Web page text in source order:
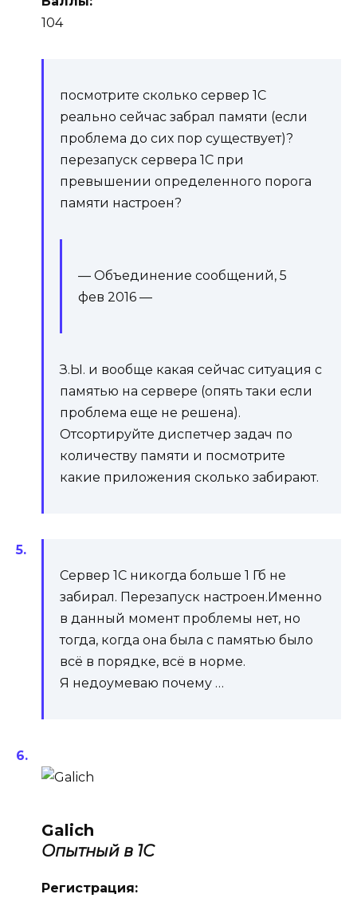
104
посмотрите сколько сервер 1С
реально сейчас забрал памяти (если
проблема до сих пор существует)?
перезапуск сервера 1С при
превышении определенного порога
памяти настроен?
— Объединение сообщений, 5
фев 2016 —
З.Ы. и вообще какая сейчас ситуация с
памятью на сервере (опять таки если
проблема еще не решена).
Отсортируйте диспетчер задач по
количеству памяти и посмотрите
какие приложения сколько забирают.
Сервер 1С никогда больше 1 Гб не
забирал. Перезапуск настроен.Именно
в данный момент проблемы нет, но
тогда, когда она была с памятью было
всё в порядке, всё в норме.
Я недоумеваю почему …
Galich
Опытный в 1С
Регистрация: